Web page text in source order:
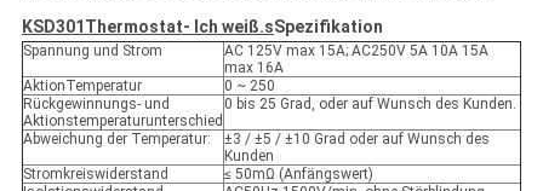
KSD301 Thermostat- Ich weiß.sSpezifikation
Spannung und Strom
AC 125V max 15A; AC250V 5A 10A 15A
max 16A
AktionTemperatur
0 ~ 250
Rückgewinnungs- und
Aktionstemperaturunterschied
0 bis 25 Grad, oder auf Wunsch des Kunden.
Abweichung der Temperatur:
±3 / ±5 / ±10 Grad oder auf Wunsch des
Kunden
Stromkreiswiderstand
≤ 50mΩ (Anfängswert)